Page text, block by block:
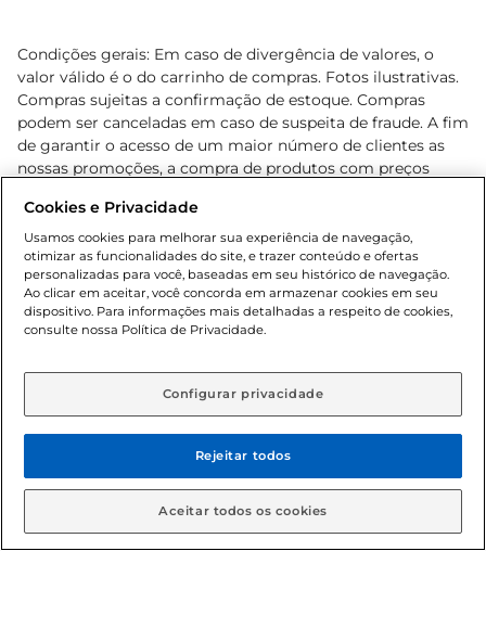
Condições gerais: Em caso de divergência de valores, o
valor válido é o do carrinho de compras. Fotos ilustrativas.
Compras sujeitas a confirmação de estoque. Compras
podem ser canceladas em caso de suspeita de fraude. A fim
de garantir o acesso de um maior número de clientes as
nossas promoções, a compra de produtos com preços
cliente. Os preços, ofertas e condições são exclusivos para
o e-commerce e válidos durante o dia de hoje, podendo
sofrer alterações sem prévia notificação. Proibida a venda
de bebidas alcoólicas para menores de 18 anos, conforme
Lei n.º 8069/90, art. 81, inciso II (Estatuto da Criança e do
Adolescente). Preços e condições exclusivos para o
aviso prévio. O valor mínimo para as compras on-line é de
© 2026 Copyright. Todos os direitos
reservados Gbarbosa.
Cookies e Privacidade
Usamos cookies para melhorar sua experiência de navegação,
otimizar as funcionalidades do site, e trazer conteúdo e ofertas
personalizadas para você, baseadas em seu histórico de navegação.
Ao clicar em aceitar, você concorda em armazenar cookies em seu
dispositivo. Para informações mais detalhadas a respeito de cookies,
consulte nossa Política de Privacidade.
Configurar privacidade
Rejeitar todos
Aceitar todos os cookies